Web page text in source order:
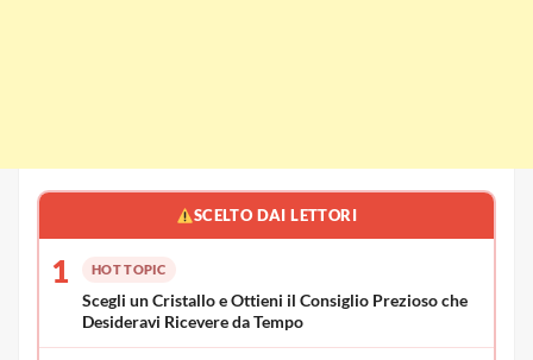
SCELTO DAI LETTORI
1 HOT TOPIC
Scegli un Cristallo e Ottieni il Consiglio Prezioso che
Desideravi Ricevere da Tempo